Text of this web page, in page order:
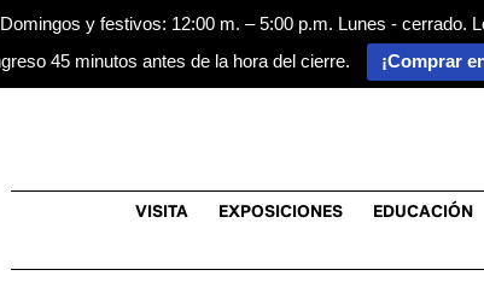
y festivos: 12:00 m. – 5:00 p.m. Lunes - cerrado.
45 minutos antes de la hora del cierre.
¡Comprar
VISITA EXPOSICIONES EDUCACIÓN